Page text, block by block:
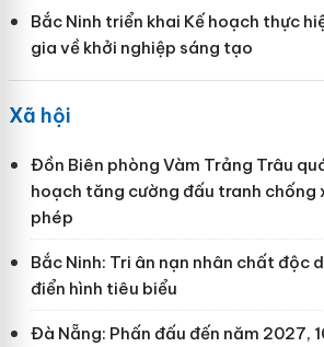
Bắc Ninh triển khai Kế hoạch thực
gia về khởi nghiệp sáng tạo
Xã hội
Đồn Biên phòng Vàm Trảng Trâu
hoạch tăng cường đấu tranh chống
phép
Bắc Ninh: Tri ân nạn nhân chất độc
điển hình tiêu biểu
Đà Nẵng: Phấn đấu đến năm 2027,